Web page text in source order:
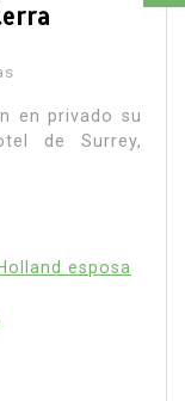
carrera. Con